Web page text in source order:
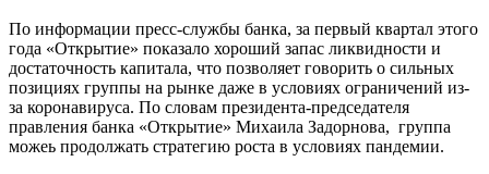
По информации пресс-службы банка, за первый квартал этого
года «Открытие» показало хороший запас ликвидности и
достаточность капитала, что позволяет говорить о сильных
позициях группы на рынке даже в условиях ограничений из-
за коронавируса. По словам президента-председателя
правления банка «Открытие» Михаила Задорнова, группа
можеь продолжать стратегию роста в условиях пандемии.